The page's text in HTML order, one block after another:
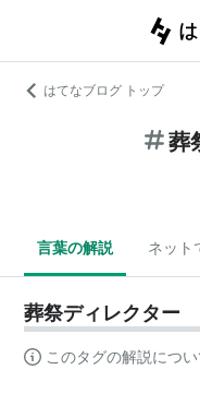
はてなブログ トップ
葬
言葉の解説 ネット
葬祭ディレクター
このタグの解説につい